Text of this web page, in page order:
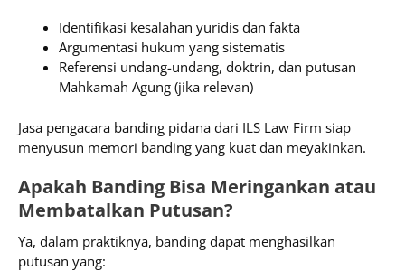
Identifikasi kesalahan yuridis dan fakta
Argumentasi hukum yang sistematis
Referensi undang-undang, doktrin, dan putusan
Mahkamah Agung (jika relevan)
Jasa pengacara banding pidana dari ILS Law Firm siap
menyusun memori banding yang kuat dan meyakinkan.
Apakah Banding Bisa Meringankan atau
Membatalkan Putusan?
Ya, dalam praktiknya, banding dapat menghasilkan
putusan yang: